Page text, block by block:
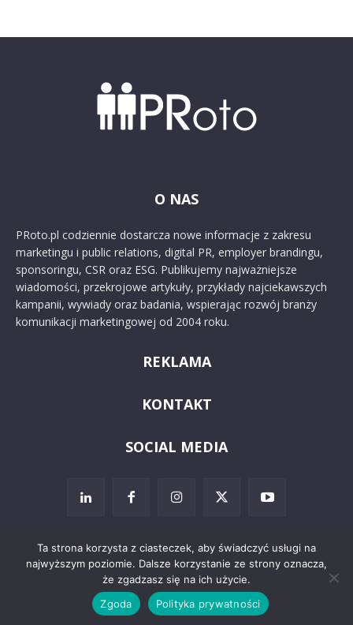
O NAS
PRoto.pl codziennie dostarcza nowe informacje z zakresu
marketingu i public relations, digital PR, employer brandingu,
sponsoringu, CSR oraz ESG. Publikujemy najważniejsze
wiadomości, przekrojowe artykuły, przykłady najciekawszych
kampanii, wywiady oraz badania, wspierając rozwój branży
komunikacji marketingowej od 2004 roku.
REKLAMA
KONTAKT
SOCIAL MEDIA
Reklama Zastrzeżenia prawne
Ta strona korzysta z ciasteczek, aby świadczyć usługi na
najwyższym poziomie. Dalsze korzystanie ze strony oznacza,
że zgadzasz się na ich użycie.
Zgoda
Polityka prywatności